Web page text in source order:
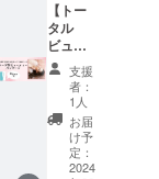
女神】
1袋（90
粒／30
日分）
×2 ※商
品には
送料が
含まれ
ていま
す。
が含ま
れてい
ます。
得！ 原
材料及
び添加
物等の
食品表
示はお
届け商
品のラ
ベルに
表記さ
【トー
タル
ビュー
ティー
パッ
ケー
ジ】 石
井寛子
があな
たを
支援
者：
1人
お届
け予
定：
2024